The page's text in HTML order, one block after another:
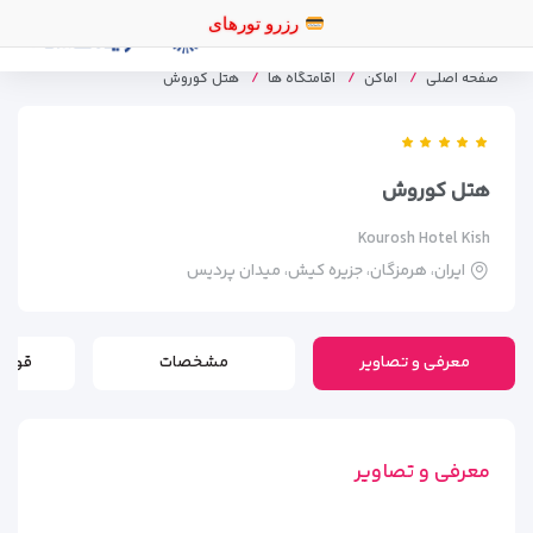
صفحه اصلی اماکن اقامتگاه ها هتل کوروش
هتل کوروش
Kourosh Hotel Kish
ایران، هرمزگان، جزیره کیش، میدان پردیس
معرفی و تصاویر مشخصات
معرفی و تصاویر